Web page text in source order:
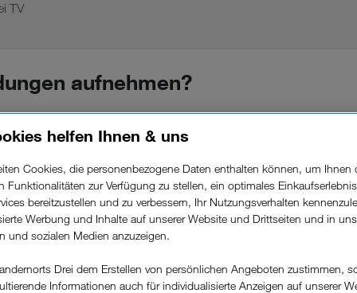
TV
aufnehmen?
an, den Sie nach Aktivierung von Drei
TV-Sender 7 Tage lang ab. Das bedeutet,
ansehen. Für die Nutzung des persönlichen
Live-Programm. Der persönliche Videorekorder
gerne nutzen wollen, besteht die Möglichkeit
helfen Ihnen & uns
Cookies, die personenbezogene Daten enthalten können, um Ihnen
Funktionalitäten zur Verfügung zu stellen, ein optimales
bereitzustellen und zu verbessern, Ihr Nutzungsverhalten
Werbung und Inhalte auf unserer Website und Drittseiten und in
und sozialen Medien anzuzeigen.
Drei dem Erstellen von persönlichen Angeboten zustimmen,
Informationen auch für individualisierte Anzeigen auf unserer